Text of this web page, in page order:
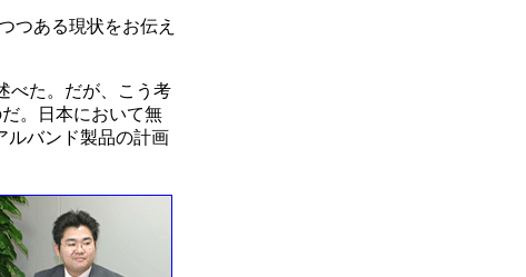
つある現状をお伝え
べた。だが、こう考
。日本において無
ルバンド製品の計画